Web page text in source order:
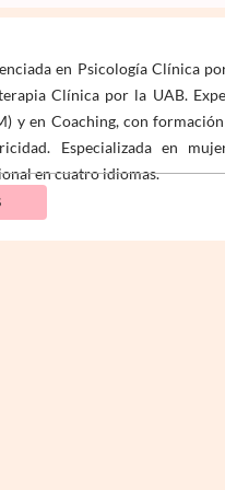
en Psicología Clínica
Clínica por la UAB.
y en Coaching, con
Especializada en
en cuatro idiomas.